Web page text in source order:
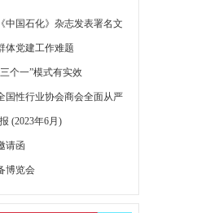
中国石化》杂志发表署名文
能在推动产业转
体党建工作难题
个一”模式有实效
国性行业协会商会全面从严
议(2023年6月)
请函
博览会